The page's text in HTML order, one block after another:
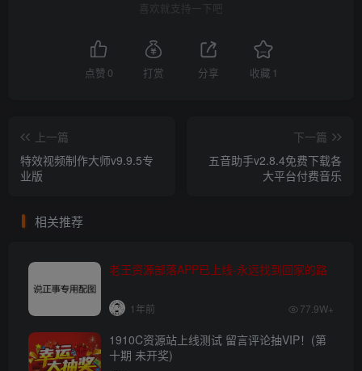
喜欢就支持一下吧
点赞 0 打赏 分享 收藏 1
上一篇
特效视频制作大师v9.9.5专
业版
下一篇
五音助手v2.8.4免费下载各
大平台付费音乐
相关推荐
老王资源部落APP已上线-永远找到回家的路
1年前 77.9W+
1910C资源站上线测试 留言评论抽VIP！(第
十期 未开奖)